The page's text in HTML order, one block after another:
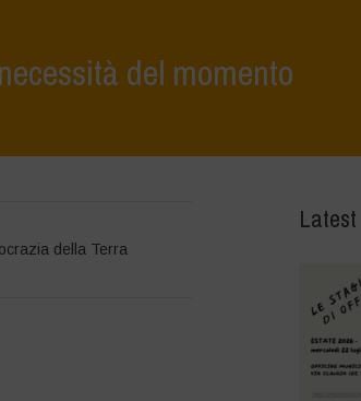
del momento
della Terra
Latest